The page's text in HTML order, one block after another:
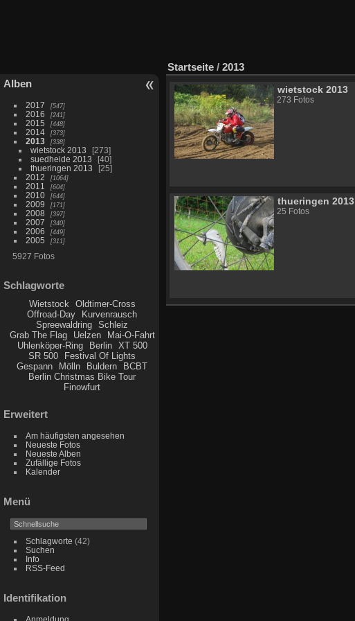
Alben
2017 547
2016 241
2015 448
2014 373
2013 338
wietstock 2013
273
suedheide 2013
40
thueringen 2013
25
2012
1064
2011 604
2010 644
2009 171
2008 397
2007 340
2006 449
2005 311
5927 Fotos
Schlagworte
Wietstock
Oldtimer-Cross
Offroad-Day
Kurvenrausch
Spreewaldring
Schleiz
Grab The Flag
Uelzen
Mai-O-Fahrt
Uhlenköper-Ring
Berlin
XT 500
SR 500
Festival Of Lights
Gespann
Mölln Buldern
BCBT
Berlin Christmas Bike Tour
Finowfurt
Erweitert
Am häufigsten angesehen
Neueste Fotos
Neueste Alben
Zufällige Fotos
Kalender
Menü
Schlagworte (42)
Suchen
Info
RSS-Feed
Identifikation
Anmeldung
Startseite / 2013
wietstock 2013
273 Fotos
thueringen 2013
25 Fotos